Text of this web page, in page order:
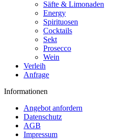
Säfte & Limonaden
Energy
Spirituosen
Cocktails
Sekt
Prosecco
Wein
Verleih
Anfrage
Informationen
Angebot anfordern
Datenschutz
AGB
Impressum